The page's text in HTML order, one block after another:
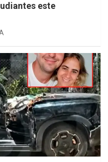
este